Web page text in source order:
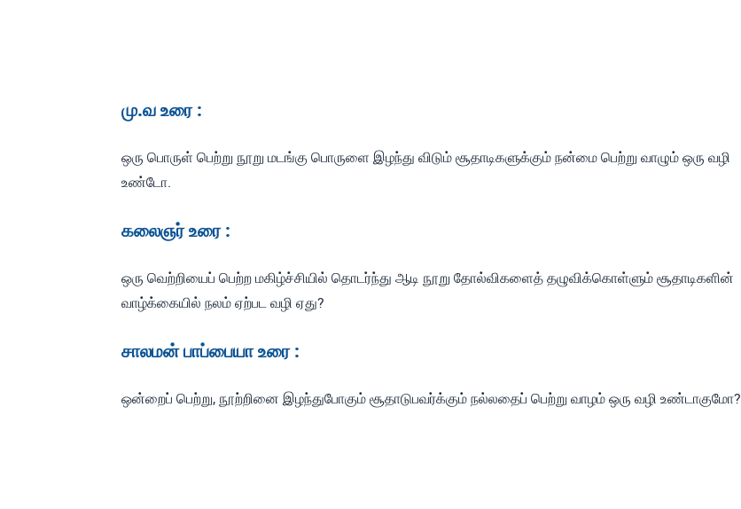
மு.வ உரை :
ஒரு பொருள் பெற்று நூறு மடங்கு பொருளை இழந்து விடும் சூதாடிகளுக்கும் நன்மை பெற்று வாழும் ஒரு வழி
உண்டோ.
கலைஞர் உரை :
ஒரு வெற்றியைப் பெற்ற மகிழ்ச்சியில் தொடர்ந்து ஆடி நூறு தோல்விகளைத் தழுவிக்கொள்ளும் சூதாடிகளின்
வாழ்க்கையில் நலம் ஏற்பட வழி ஏது?
சாலமன் பாப்பையா உரை :
ஒன்றைப் பெற்று, நூற்றினை இழந்துபோகும் சூதாடுபவர்க்கும் நல்லதைப் பெற்று வாழம் ஒரு வழி உண்டாகுமோ?